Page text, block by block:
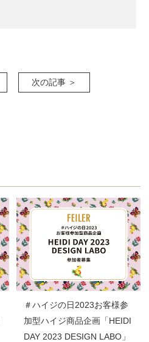
次の記事 ＞
＃ハイジの日2023お客様参
加型ハイジ商品企画「HEIDI
DAY 2023 DESIGN LABO」